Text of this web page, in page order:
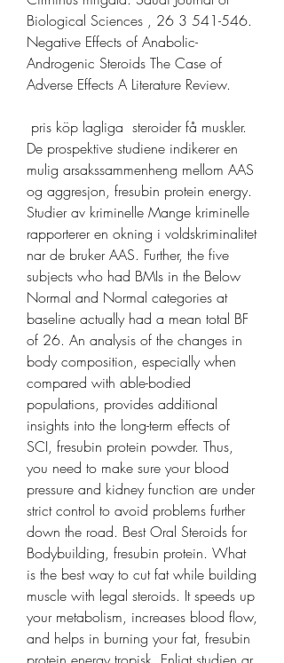
Biological Sciences , 26 3 541-546.
Negative Effects of Anabolic-
Androgenic Steroids The Case of
Adverse Effects A Literature Review.
pris köp lagliga  steroider få muskler.
De prospektive studiene indikerer en
mulig arsakssammenheng mellom AAS
og aggresjon, fresubin protein energy.
Studier av kriminelle Mange kriminelle
rapporterer en okning i voldskriminalitet
nar de bruker AAS. Further, the five
subjects who had BMIs in the Below
Normal and Normal categories at
baseline actually had a mean total BF
of 26. An analysis of the changes in
body composition, especially when
compared with able-bodied
populations, provides additional
insights into the long-term effects of
SCI, fresubin protein powder. Thus,
you need to make sure your blood
pressure and kidney function are under
strict control to avoid problems further
down the road. Best Oral Steroids for
Bodybuilding, fresubin protein. What
is the best way to cut fat while building
muscle with legal steroids. It speeds up
your metabolism, increases blood flow,
and helps in burning your fat, fresubin